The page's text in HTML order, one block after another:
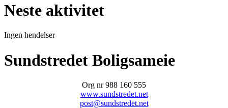
Neste aktivitet
Ingen hendelser
Sundstredet Boligsameie
Org nr 988 160 555
www.sundstredet.net
post@sundstredet.net